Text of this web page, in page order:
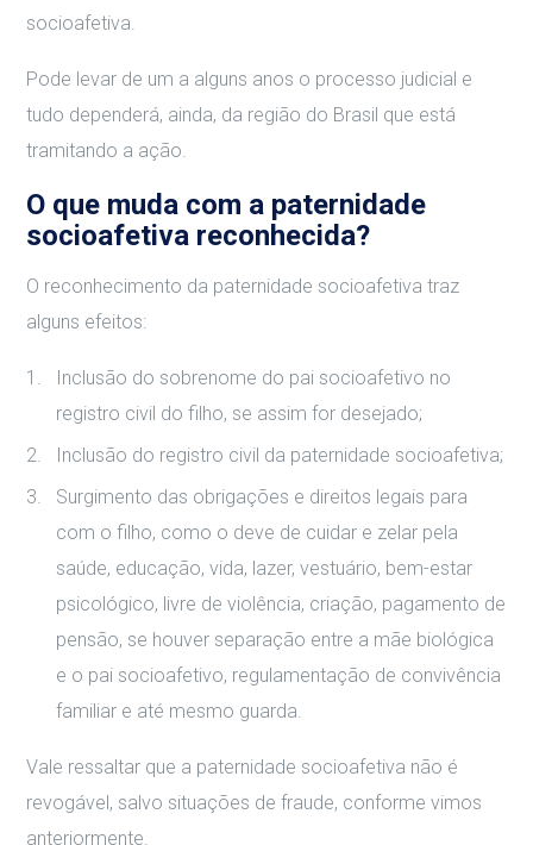
socioafetiva.
Pode levar de um a alguns anos o processo judicial e
tudo dependerá, ainda, da região do Brasil que está
tramitando a ação.
O que muda com a paternidade
socioafetiva reconhecida?
O reconhecimento da paternidade socioafetiva traz
alguns efeitos:
Inclusão do sobrenome do pai socioafetivo no
registro civil do filho, se assim for desejado;
Inclusão do registro civil da paternidade socioafetiva;
Surgimento das obrigações e direitos legais para
com o filho, como o deve de cuidar e zelar pela
saúde, educação, vida, lazer, vestuário, bem-estar
psicológico, livre de violência, criação, pagamento de
pensão, se houver separação entre a mãe biológica
e o pai socioafetivo, regulamentação de convivência
familiar e até mesmo guarda.
Vale ressaltar que a paternidade socioafetiva não é
revogável, salvo situações de fraude, conforme vimos
anteriormente.